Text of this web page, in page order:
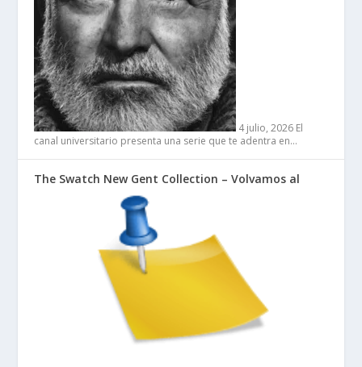
4 julio, 2026 El
canal universitario presenta una serie que te adentra en…
The Swatch New Gent Collection – Volvamos al